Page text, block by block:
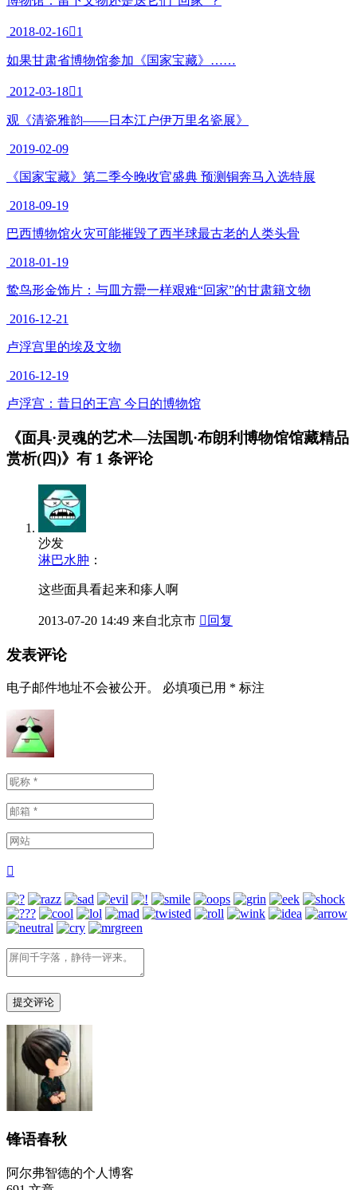
07-142
面具·灵魂的艺术—法国凯·布朗利博物馆馆藏精品赏析(一)
2013-07-16
面具·灵魂的艺术—法国凯·布朗利博物馆馆藏精品赏析(三)
2014-08-10
《江汉汤汤——湖北出土商周文物展》精品赏析 下